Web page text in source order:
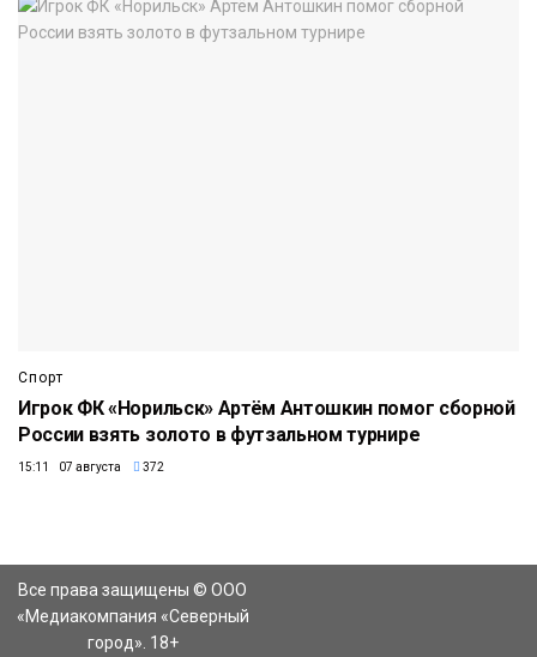
Спорт
Игрок ФК «Норильск» Артём Антошкин помог сборной
России взять золото в футзальном турнире
15:11 07 августа 372
Все права защищены © ООО
«Медиакомпания «Северный
город». 18+